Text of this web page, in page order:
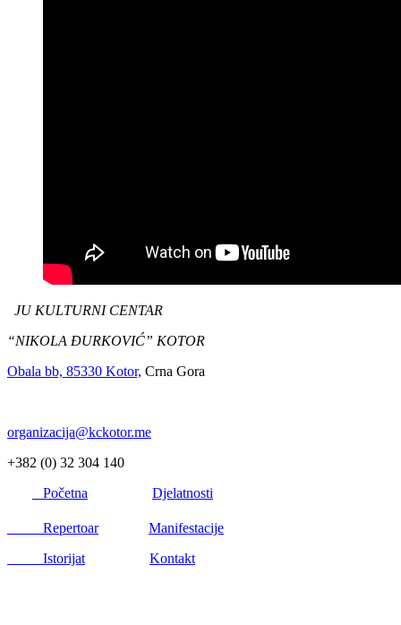
JU KULTURNI CENTAR
“NIKOLA ĐURKOVIĆ” KOTOR
Obala bb, 85330 Kotor, Crna Gora
organizacija@kckotor.me
+382 (0) 32 304 140
Početna
Djelatnosti
Repertoar
Manifestacije
Istorijat
Kontakt